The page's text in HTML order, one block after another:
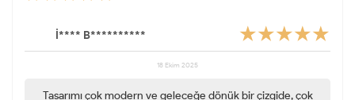
İ**** B**********
18 Ekim 2025
Tasarımı çok modern ve geleceğe dönük bir çizgide, çok